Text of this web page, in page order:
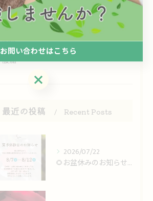
妊活
ハーブテント
頭痛
腰痛
最近の投稿 Recent Posts
2026/07/22
🌻お盆休みのお知らせ🌻
お問い合わせはこちら
お問い合わせはこちら